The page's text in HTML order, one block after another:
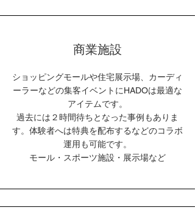
商業施設
ショッピングモールや住宅展示場、カーディ
ーラーなどの集客イベントにHADOは最適な
アイテムです。
​過去には２時間待ちとなった事例もありま
す。体験者へは特典を配布するなどのコラボ
運用も可能です。
​モール・スポーツ施設・展示場など